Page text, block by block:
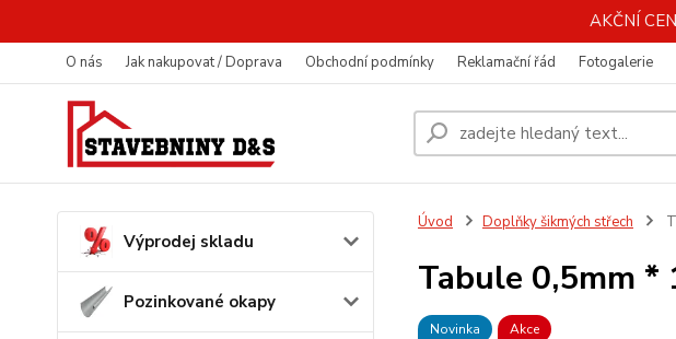
AKČNÍ
O nás Jak nakupovat / Doprava Obchodní podmínky Reklamační řád Fotogalerie
Výprodej skladu
Pozinkované okapy
Úvod Doplňky šikmých střech
Tabule 0,5mm
Novinka Akce